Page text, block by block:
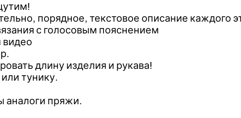
порядное, текстовое описание каждого
с голосовым пояснением
длину изделия и рукава!
тунику.
аналоги пряжи.